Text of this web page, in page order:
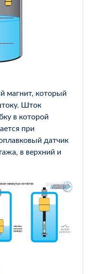
магнит, который
Шток
в которой
при
датчик
в верхний и